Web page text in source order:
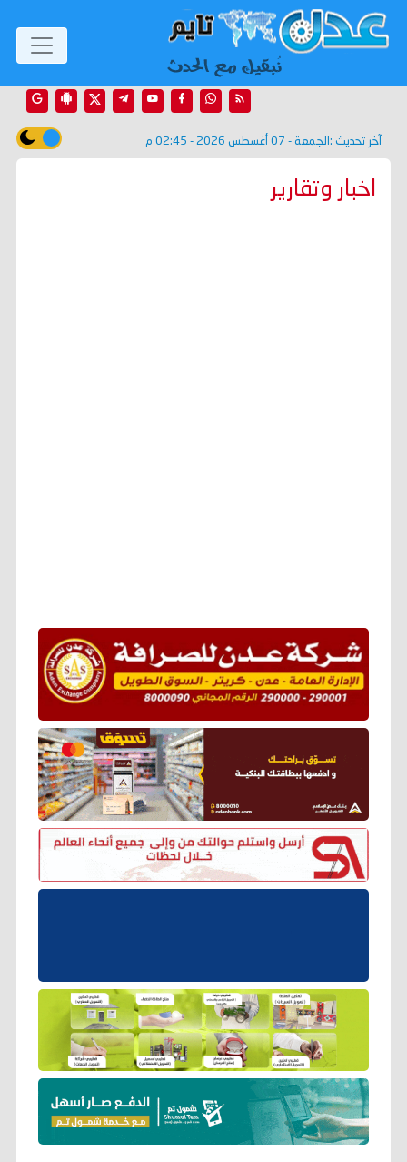
آخر تحديث : الجمعة - 07 أغسطس 2026 - 02:45 م
اخبار وتقارير